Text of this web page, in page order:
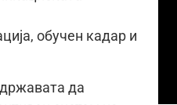
обучен кадар и
да